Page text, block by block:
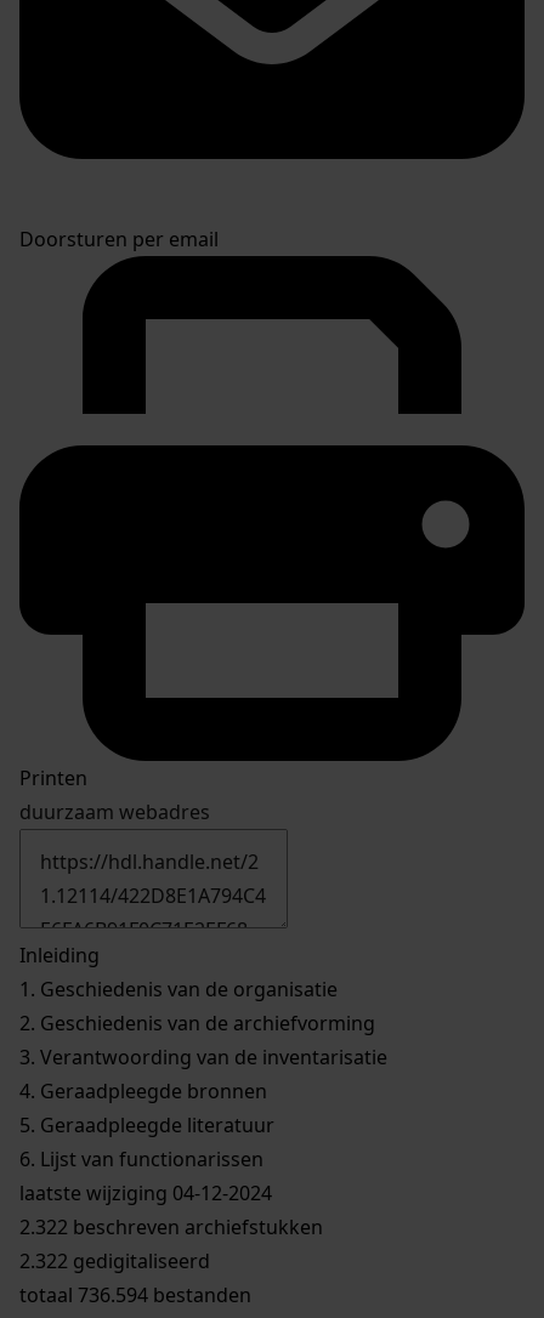
Doorsturen per email
Printen
duurzaam webadres
Inleiding
1. Geschiedenis van de organisatie
2. Geschiedenis van de archiefvorming
3. Verantwoording van de inventarisatie
4. Geraadpleegde bronnen
5. Geraadpleegde literatuur
6. Lijst van functionarissen
laatste wijziging 04-12-2024
2.322 beschreven archiefstukken
2.322 gedigitaliseerd
totaal 736.594 bestanden